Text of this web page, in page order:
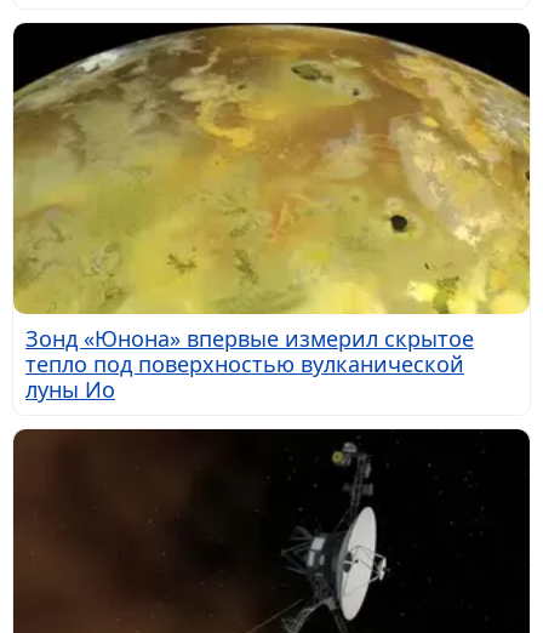
Зонд «Юнона» впервые измерил скрытое
тепло под поверхностью вулканической
луны Ио